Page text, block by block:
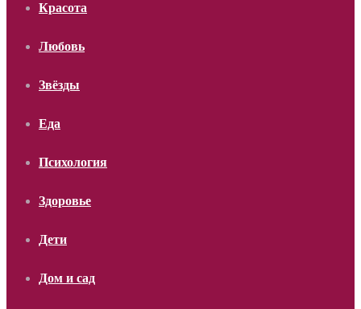
Красота
Любовь
Звёзды
Еда
Психология
Здоровье
Дети
Дом и сад